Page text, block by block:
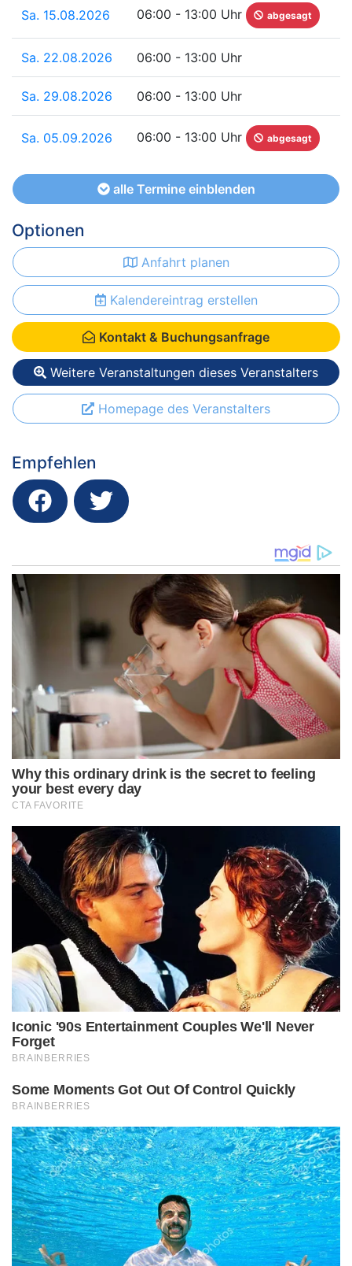
Sa. 15.08.2026 06:00 - 13:00 Uhr abgesagt
Sa. 22.08.2026 06:00 - 13:00 Uhr
Sa. 29.08.2026 06:00 - 13:00 Uhr
Sa. 05.09.2026 06:00 - 13:00 Uhr abgesagt
alle Termine einblenden
Optionen
Anfahrt planen
Kalendereintrag erstellen
Kontakt & Buchungsanfrage
Weitere Veranstaltungen dieses Veranstalters
Homepage des Veranstalters
Empfehlen